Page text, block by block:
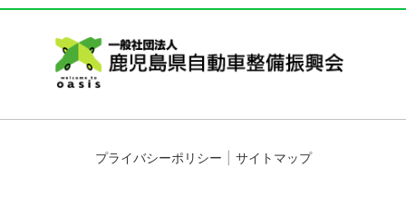
プライバシーポリシー サイトマップ